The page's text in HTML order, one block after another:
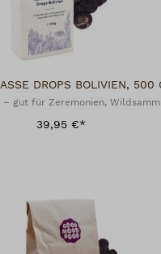
DROPS BOLIVIEN, 500
– gut für Zeremonien,
39,95 €*